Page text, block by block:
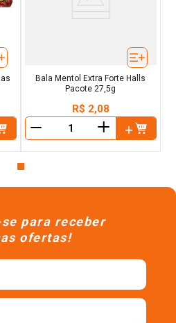
Bala Mentol Extra Forte Halls
Pacote 27,5g
R$ 2,08
＋
para receber
ofertas!